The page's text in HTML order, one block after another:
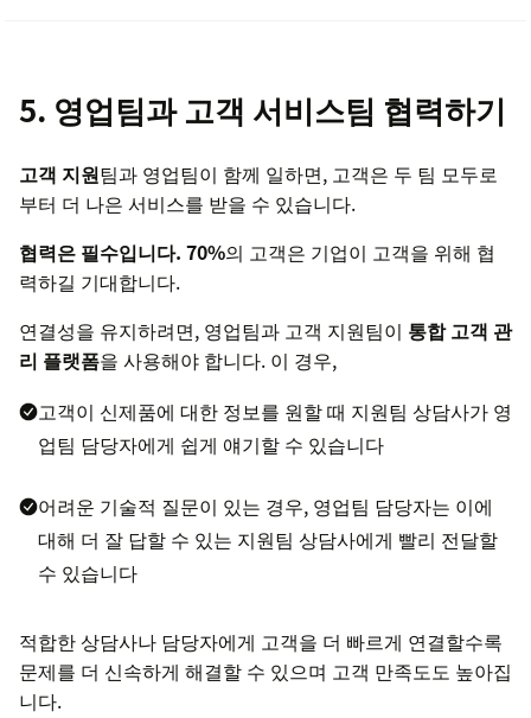
5. 영업팀과 고객 서비스팀 협력하기
고객 지원팀과 영업팀이 함께 일하면, 고객은 두 팀 모두로
부터 더 나은 서비스를 받을 수 있습니다.
협력은 필수입니다. 70%의 고객은 기업이 고객을 위해 협
력하길 기대합니다.
연결성을 유지하려면, 영업팀과 고객 지원팀이 통합 고객 관
리 플랫폼을 사용해야 합니다. 이 경우,
고객이 신제품에 대한 정보를 원할 때 지원팀 상담사가 영
업팀 담당자에게 쉽게 얘기할 수 있습니다
어려운 기술적 질문이 있는 경우, 영업팀 담당자는 이에
대해 더 잘 답할 수 있는 지원팀 상담사에게 빨리 전달할
수 있습니다
적합한 상담사나 담당자에게 고객을 더 빠르게 연결할수록
문제를 더 신속하게 해결할 수 있으며 고객 만족도도 높아집
니다.